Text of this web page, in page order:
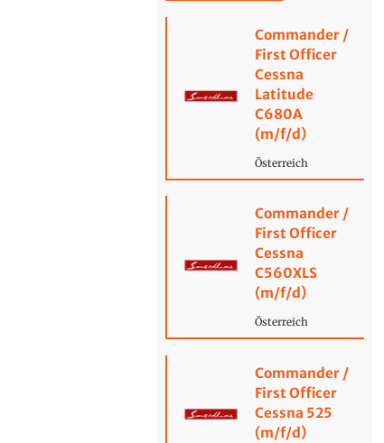
Commander /
First Officer
Cessna
Latitude
C680A
(m/f/d)
Österreich
Commander /
First Officer
Cessna
C560XLS
(m/f/d)
Österreich
Commander /
First Officer
Cessna 525
(m/f/d)